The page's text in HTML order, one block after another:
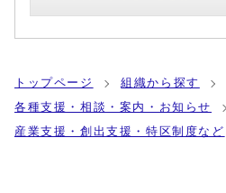
トップページ 組織から探す
各種支援・相談・案内・お知らせ
産業支援・創出支援・特区制度など